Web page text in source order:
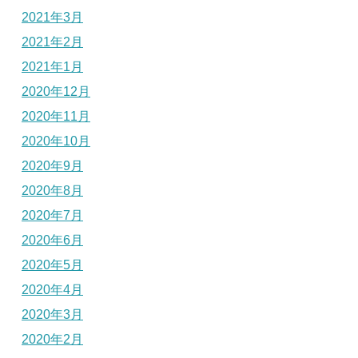
2021年3月
2021年2月
2021年1月
2020年12月
2020年11月
2020年10月
2020年9月
2020年8月
2020年7月
2020年6月
2020年5月
2020年4月
2020年3月
2020年2月